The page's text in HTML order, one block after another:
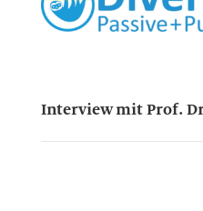
Interview mit Prof.